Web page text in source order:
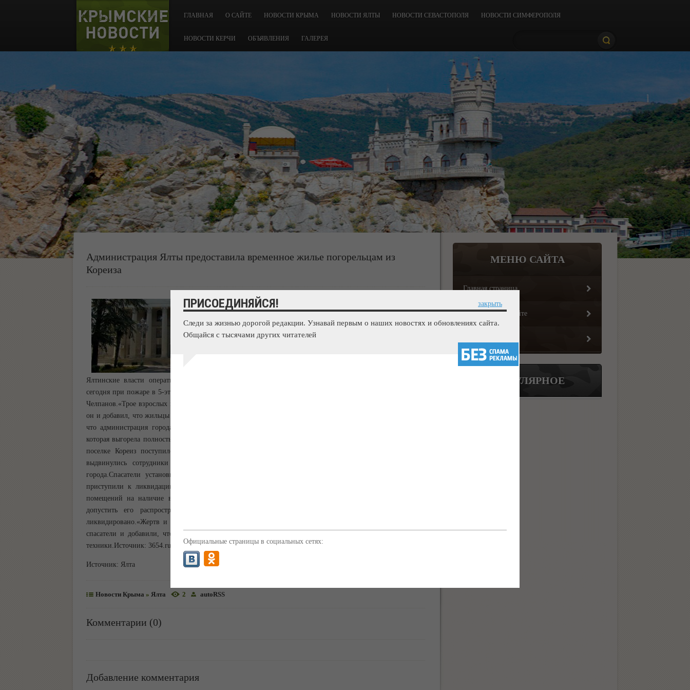
КРЫМСКИЕ
НОВОСТИ
ГЛАВНАЯ О САЙТЕ НОВОСТИ КРЫМА НОВОСТИ ЯЛТЫ НОВОСТИ СЕВАСТОПОЛЯ НОВОСТИ СИМФЕРОПОЛЯ
НОВОСТИ КЕРЧИ ОБЪЯВЛЕНИЯ ГАЛЕРЕЯ
Администрация Ялты предоставила временное жилье погорельцам из
Кореиза
Ялтинские власти оперативно обеспечили временным жильем людей, квартиры которых пострадали
сегодня при пожаре в 5-этажном доме в Кореизе. Об этом рассказал глава администрации Ялты Алексей
Челпанов.«Трое взрослых и трое детей поселены в МУП «Ялтинский городской пансионат», - подметил
он и добавил, что жильцы остальных квартир от отселения отказались.Алексей Челпанов также сообщил,
что администрация города в срочном порядке выделит средства для ремонта фасада и кровли дома,
которая выгорела полностью.По данным МЧС, сообщение о загорании в доме № 48 по улице Южной в
поселке Кореиз поступило в службу спасения сегодня в 15.21. К месту происшествия немедленно
выдвинулись сотрудники 2-го пожарно-спасательного отряда и представители экстренных служб
города.Спасатели установили, горела кровля дома на площади около 400 кв.метров и немедленно
приступили к ликвидации огня, а звено газодымозащитной службы провело разведку задымленных
помещений на наличие в нем пострадавших.В 16.17 огнеборцам удалось локализовать пожар и не
допустить его распространения на квартиры, а еще через 20 минут открытое горение было
ликвидировано.«Жертв и пострадавших нет. Причины пожара устанавливают эксперты», - рассказали
спасатели и добавили, что всего в ликвидации пожара было задействовано 47 человек и 16 единиц
техники.Источник: 3654.ru
Источник: Ялта
Новости Крыма » Ялта 2 autoRSS
Комментарии (0)
Добавление комментария
МЕНЮ САЙТА
Главная страница
Информация о сайте
ПОПУЛЯРНОЕ
ПРИСОЕДИНЯЙСЯ! закрыть
Следи за жизнью дорогой редакции. Узнавай первым о наших новостях и обновлениях сайта.
Общайся с тысячами других читателей
Официальные страницы в социальных сетях: